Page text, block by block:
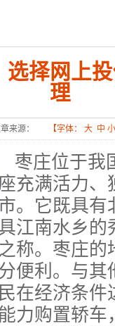
择网上
理
来源： 【字体： 大 中 小
枣庄位于我
充满活力、
。它既具有
江南水乡的
之称。枣庄的
便利。与其
民在经济条件
力购置轿车